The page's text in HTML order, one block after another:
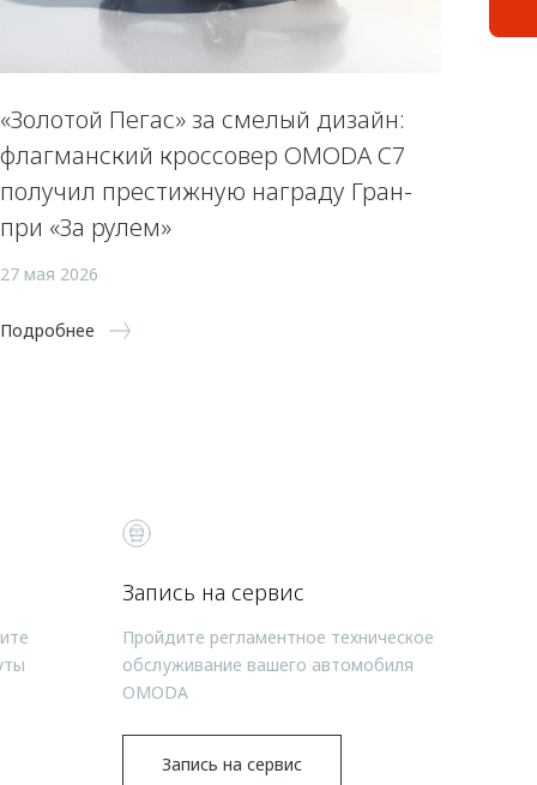
«Золотой Пегас» за смелый дизайн:
флагманский кроссовер OMODA C7
получил престижную награду Гран-
при «За рулем»
27 мая 2026
Подробнее
Запись на сервис
Пройдите регламентное техническое
обслуживание вашего автомобиля
OMODA
Запись на сервис